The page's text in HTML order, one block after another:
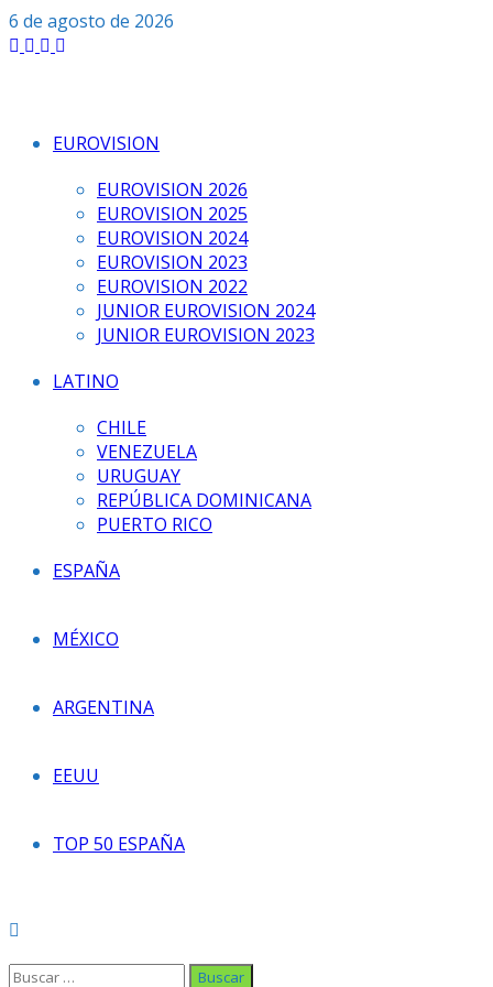
Saltar
al
6 de agosto de 2026
EUROVISION
EUROVISION 2026
EUROVISION 2025
EUROVISION 2024
EUROVISION 2023
EUROVISION 2022
JUNIOR EUROVISION 2024
JUNIOR EUROVISION 2023
LATINO
CHILE
VENEZUELA
URUGUAY
REPÚBLICA DOMINICANA
PUERTO RICO
ESPAÑA
MÉXICO
ARGENTINA
EEUU
TOP 50 ESPAÑA
Buscar: